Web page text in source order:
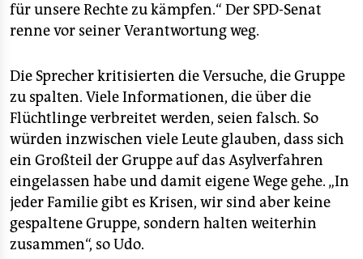
genossenschaft
für unsere Rechte zu kämpfen.“ Der SPD-Senat
renne vor seiner Verantwortung weg.
Die Sprecher kritisierten die Versuche, die Gruppe
zu spalten. Viele Informationen, die über die
Flüchtlinge verbreitet werden, seien falsch. So
würden inzwischen viele Leute glauben, dass sich
ein Großteil der Gruppe auf das Asylverfahren
eingelassen habe und damit eigene Wege gehe. „In
jeder Familie gibt es Krisen, wir sind aber keine
gespaltene Gruppe, sondern halten weiterhin
zusammen“, so Udo.